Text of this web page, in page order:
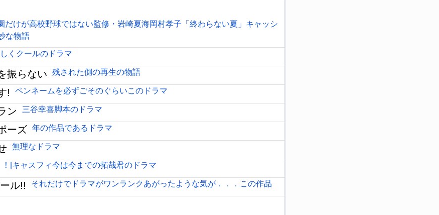
だけが高校野球ではない監修・岩崎夏海岡村孝子「終わらない夏」キャッシ
な物語
くクールのドラマ
振らない 残された側の再生の物語
! ペンネームを必ずごそのぐらいこのドラマ
ン 三谷幸喜脚本のドラマ
ーズ 年の作品であるドラマ
無理なドラマ
！|キャスフィ今は今までの拓哉君のドラマ
ル!! それだけでドラマがワンランクあがったような気が．．．この作品